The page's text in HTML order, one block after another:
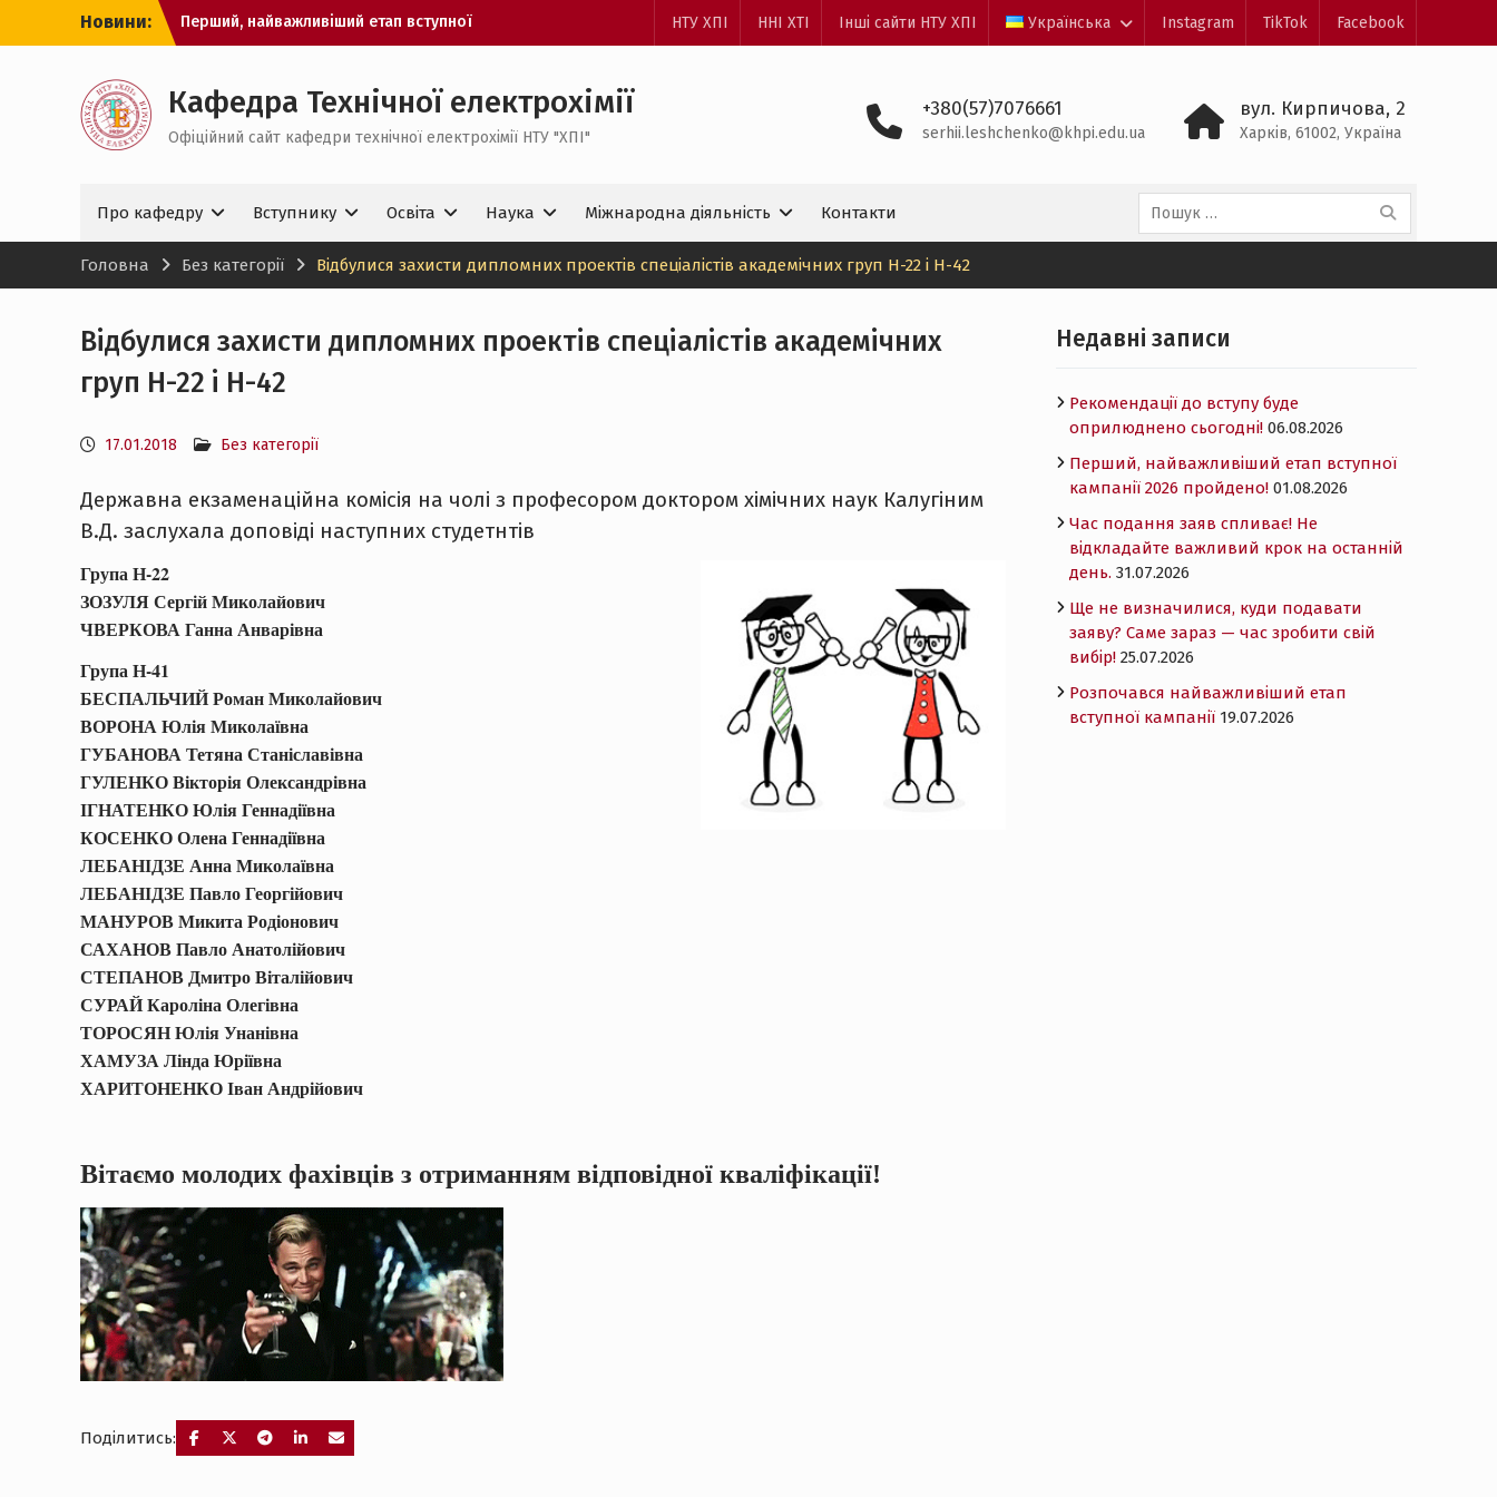
Новини:
Перший, найважливіший етап вступної
кампанії 2026 пройдено!
відкладайте важливий крок на
останній день.
Рекомендації до вступу буде
НТУ ХПІ ННІ ХТІ Інші сайти НТУ ХПІ Українська Instagram TikTok Facebook
Кафедра Технічної електрохімії
Офіційний сайт кафедри технічної електрохімії НТУ "ХПІ"
+380(57)7076661
serhii.leshchenko@khpi.edu.ua
вул. Кирпичова, 2
Харків, 61002, Україна
Про кафедру Вступнику Освіта Наука Міжнародна діяльність Контакти
Пошук:
Головна Без категорії Відбулися захисти дипломних проектів спеціалістів академічних груп Н-22 і Н-42
Відбулися захисти дипломних проектів спеціалістів академічних
груп Н-22 і Н-42
17.01.2018 Без категорії
Державна екзаменаційна комісія на чолі з професором доктором хімічних наук Калугіним
В.Д. заслухала доповіді наступних студетнтів
Група Н-22
ЗОЗУЛЯ Сергій Миколайович
ЧВЕРКОВА Ганна Анварівна
Група Н-41
БЕСПАЛЬЧИЙ Роман Миколайович
ВОРОНА Юлія Миколаївна
ГУБАНОВА Тетяна Станіславівна
ГУЛЕНКО Вікторія Олександрівна
ІГНАТЕНКО Юлія Геннадіївна
КОСЕНКО Олена Геннадіївна
ЛЕБАНІДЗЕ Анна Миколаївна
ЛЕБАНІДЗЕ Павло Георгійович
МАНУРОВ Микита Родіонович
САХАНОВ Павло Анатолійович
СТЕПАНОВ Дмитро Віталійович
СУРАЙ Кароліна Олегівна
ТОРОСЯН Юлія Унанівна
ХАМУЗА Лінда Юріївна
ХАРИТОНЕНКО Іван Андрійович
Вітаємо молодих фахівців з отриманням відповідної кваліфікації!
Поділитись:
Недавні записи
Рекомендації до вступу буде
оприлюднено сьогодні! 06.08.2026
Перший, найважливіший етап вступної
кампанії 2026 пройдено! 01.08.2026
Час подання заяв спливає! Не
відкладайте важливий крок на останній
день. 31.07.2026
Ще не визначилися, куди подавати
заяву? Саме зараз — час зробити свій
вибір! 25.07.2026
Розпочався найважливіший етап
вступної кампанії 19.07.2026